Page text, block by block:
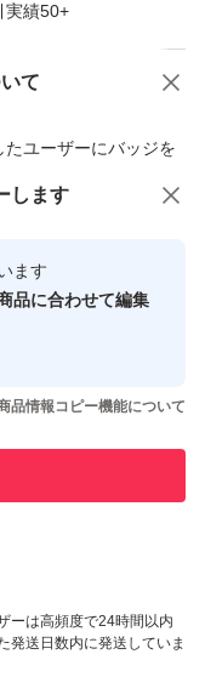
実績50+
て
ユーザーにバッジを
ユーザーです
せた実績があります
績があります
ーは高頻度で24時間以内
発送日数内に発送していま
商品への質問
します
ます
品に合わせて編集
品情報コピー機能について